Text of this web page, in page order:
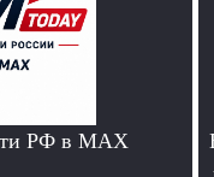
РФ в MAX